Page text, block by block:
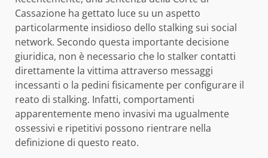
Cassazione ha gettato luce su un aspetto
particolarmente insidioso dello stalking sui social
network. Secondo questa importante decisione
giuridica, non è necessario che lo stalker contatti
direttamente la vittima attraverso messaggi
incessanti o la pedini fisicamente per configurare il
reato di stalking. Infatti, comportamenti
apparentemente meno invasivi ma ugualmente
ossessivi e ripetitivi possono rientrare nella
definizione di questo reato.